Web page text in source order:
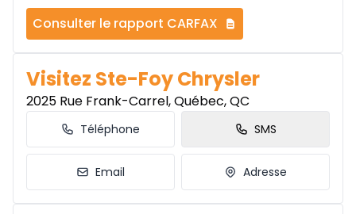
Consulter le rapport CARFAX
Visitez Ste-Foy Chrysler
2025 Rue Frank-Carrel, Québec, QC
Téléphone SMS
Email Adresse